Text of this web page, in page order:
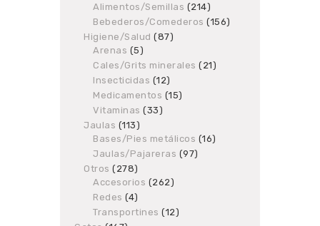
products
Alimentos/Semillas 214214
products
Bebederos/Comederos 156156
Higiene/Salud 8787
Arenas 55
products
Cales/Grits minerales 2121
Insecticidas 1212
products
Medicamentos 1515
Vitaminas 3333
Jaulas 113113
products
Bases/Pies metálicos 1616
Jaulas/Pajareras 9797
Otros 278278
products
Accesorios 262262
Redes 44
products
Transportines 1212